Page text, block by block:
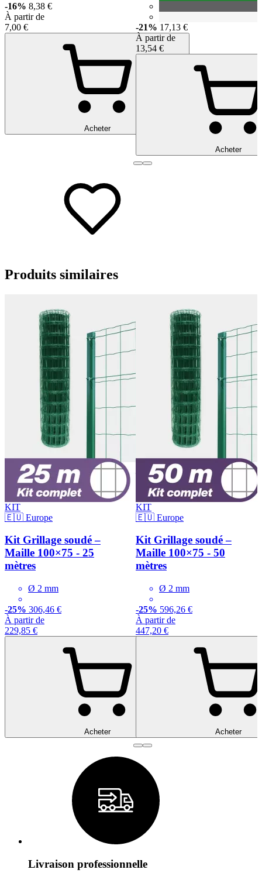
-16% 8,38 €
À partir de
7,00 €
Acheter
-21% 17,13 €
À partir de
13,54 €
Acheter
Produits similaires
KIT
🇪🇺 Europe
Kit Grillage soudé –
Maille 100×75 - 25
mètres
Ø 2 mm
-25% 306,46 €
À partir de
229,85 €
Acheter
KIT
🇪🇺 Europe
Kit Grillage soudé –
Maille 100×75 - 50
mètres
Ø 2 mm
-25% 596,26 €
À partir de
447,20 €
Acheter
Livraison professionnelle